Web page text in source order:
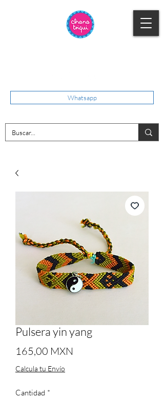
Whatsapp
Pulsera yin yang
165,00 MXN
Calcula tu Envío
Cantidad *